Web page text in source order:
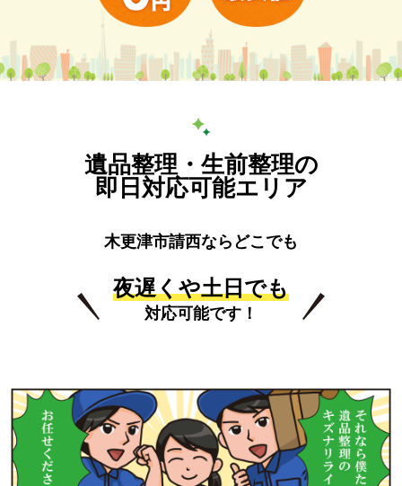
遺品整理・生前整理の
即日対応可能エリア
木更津市請西ならどこでも
夜遅くや土日でも
対応可能です！